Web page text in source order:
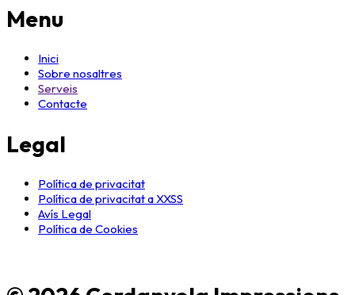
Menu
Inici
Sobre nosaltres
Serveis
Contacte
Legal
Política de privacitat
Política de privacitat a XXSS
Avís Legal
Política de Cookies